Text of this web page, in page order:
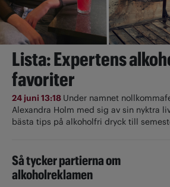
Lista: Expertens
favoriter
24 juni 13:18 Under namnet
Alexandra Holm med sig av sin nyktra
bästa tips på alkoholfri dryck till
Så tycker partierna om
alkoholreklamen